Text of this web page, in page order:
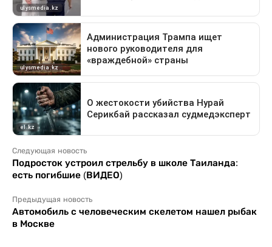
Следующая новость
Подросток устроил стрельбу в школе Таиланда:
есть погибшие (ВИДЕО)
Предыдущая новость
Автомобиль с человеческим скелетом нашел рыбак
в Москве